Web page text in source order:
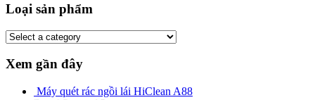
Loại sản phẩm
Xem gần đây
Máy quét rác ngồi lái HiClean A88